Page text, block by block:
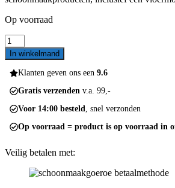
Op voorraad
Verrassingspakket
schoonmaak
incl
40cm
aantal
In winkelmand
Klanten geven ons een 9.6
Gratis verzenden v.a. 99,-
Voor 14:00 besteld, snel verzonden
Op voorraad = product is op voorraad in
Veilig betalen met: